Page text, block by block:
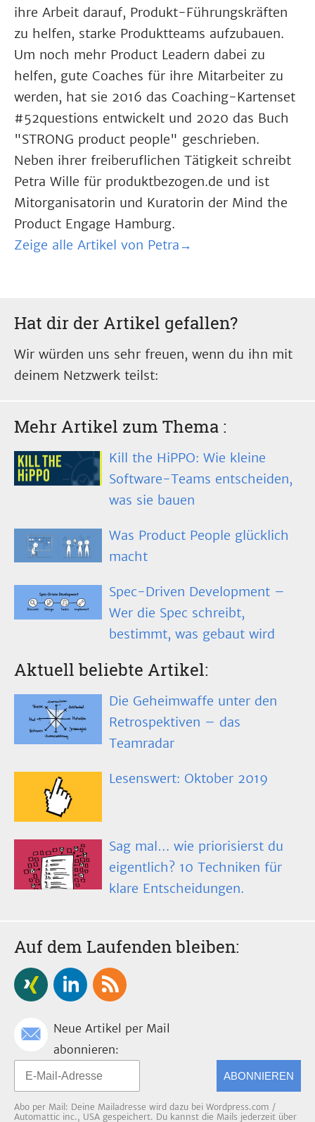
ihre Arbeit darauf, Produkt-Führungskräften
zu helfen, starke Produktteams aufzubauen.
Um noch mehr Product Leadern dabei zu
helfen, gute Coaches für ihre Mitarbeiter zu
werden, hat sie 2016 das Coaching-Kartenset
#52questions entwickelt und 2020 das Buch
"STRONG product people" geschrieben.
Neben ihrer freiberuflichen Tätigkeit schreibt
Petra Wille für produktbezogen.de und ist
Mitorganisatorin und Kuratorin der Mind the
Product Engage Hamburg.
Zeige alle Artikel von Petra→
Hat dir der Artikel gefallen?
Wir würden uns sehr freuen, wenn du ihn mit
deinem Netzwerk teilst:
Mehr Artikel zum Thema :
Kill the HiPPO: Wie kleine
Software-Teams entscheiden,
was sie bauen
Was Product People glücklich
macht
Spec-Driven Development –
Wer die Spec schreibt,
bestimmt, was gebaut wird
Aktuell beliebte Artikel:
Die Geheimwaffe unter den
Retrospektiven – das
Teamradar
Lesenswert: Oktober 2019
Sag mal… wie priorisierst du
eigentlich? 10 Techniken für
klare Entscheidungen.
Auf dem Laufenden bleiben:
Neue Artikel per Mail
abonnieren:
ABONNIEREN
Abo per Mail: Deine Mailadresse wird dazu bei Wordpress.com /
Automattic inc., USA gespeichert. Du kannst die Mails jederzeit über